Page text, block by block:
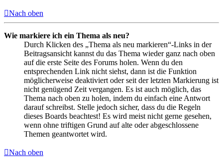
Nach oben
Wie markiere ich ein Thema als neu?
Durch Klicken des „Thema als neu markieren“-Links in der
Beitragsansicht kannst du das Thema wieder ganz nach oben
auf die erste Seite des Forums holen. Wenn du den
entsprechenden Link nicht siehst, dann ist die Funktion
möglicherweise deaktiviert oder seit der letzten Markierung ist
nicht genügend Zeit vergangen. Es ist auch möglich, das
Thema nach oben zu holen, indem du einfach eine Antwort
darauf schreibst. Stelle jedoch sicher, dass du die Regeln
dieses Boards beachtest! Es wird meist nicht gerne gesehen,
wenn ohne triftigen Grund auf alte oder abgeschlossene
Themen geantwortet wird.
Nach oben